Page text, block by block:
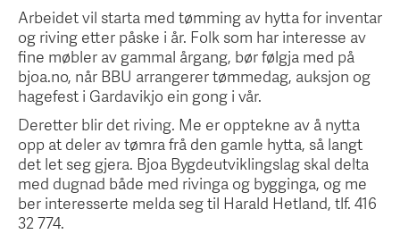
Arbeidet vil starta med tømming av hytta for inventar
og riving etter påske i år. Folk som har interesse av
fine møbler av gammal årgang, bør følgja med på
bjoa.no, når BBU arrangerer tømmedag, auksjon og
hagefest i Gardavikjo ein gong i vår.
Deretter blir det riving. Me er opptekne av å nytta
opp at deler av tømra frå den gamle hytta, så langt
det let seg gjera. Bjoa Bygdeutviklingslag skal delta
med dugnad både med rivinga og bygginga, og me
ber interesserte melda seg til Harald Hetland, tlf. 416
32 774.